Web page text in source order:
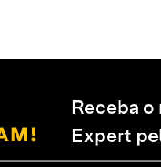
Receba
Expert